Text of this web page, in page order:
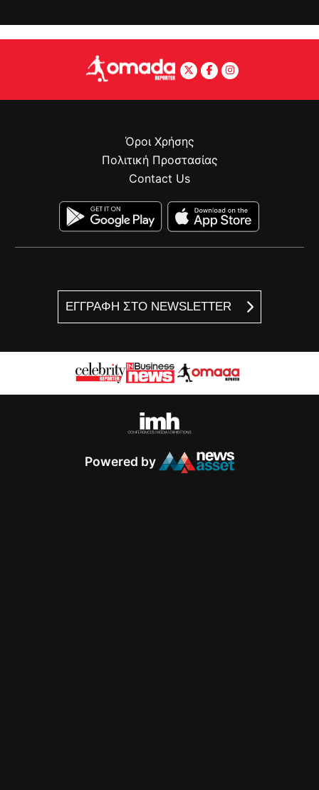
ΕΓΓΡΑΦΗ ΣΤΟ NEWSLETTER
Όροι Χρήσης
Πολιτική Προστασίας
Contact Us
Powered by